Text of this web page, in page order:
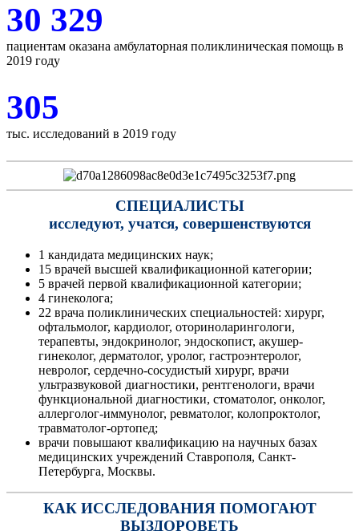
30 329
пациентам оказана амбулаторная поликлиническая помощь в
2019 году
305
тыс. исследований в 2019 году
СПЕЦИАЛИСТЫ
исследуют, учатся, совершенствуются
1 кандидата медицинских наук;
15 врачей высшей квалификационной категории;
5 врачей первой квалификационной категории;
4 гинеколога;
22 врача поликлинических специальностей: хирург,
офтальмолог, кардиолог, оториноларингологи,
терапевты, эндокринолог, эндоскопист, акушер-
гинеколог, дерматолог, уролог, гастроэнтеролог,
невролог, сердечно-сосудистый хирург, врачи
ультразвуковой диагностики, рентгенологи, врачи
функциональной диагностики, стоматолог, онколог,
аллерголог-иммунолог, ревматолог, колопроктолог,
травматолог-ортопед;
врачи повышают квалификацию на научных базах
медицинских учреждений Ставрополя, Санкт-
Петербурга, Москвы.
КАК ИССЛЕДОВАНИЯ ПОМОГАЮТ
ВЫЗДОРОВЕТЬ